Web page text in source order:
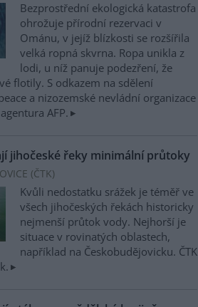
Bezprostřední ekologická katastrofa
ohrožuje přírodní rezervaci v
Ománu, v jejíž blízkosti se rozšířila
velká ropná skvrna. Ropa unikla z
lodi, u níž panuje podezření, že
flotily. S odkazem na sdělení
a nizozemské nevládní organizace
AFP.
jihočeské řeky minimální průtoky
(ČTK)
Kvůli nedostatku srážek je téměř ve
všech jihočeských řekách historicky
nejmenší průtok vody. Nejhorší je
situace v rovinatých oblastech,
například na Českobudějovicku. ČTK